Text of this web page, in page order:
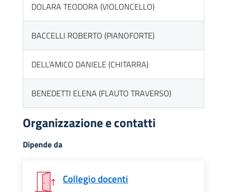
DOLARA TEODORA (VIOLONCELLO)
BACCELLI ROBERTO (PIANOFORTE)
DELL’AMICO DANIELE (CHITARRA)
BENEDETTI ELENA (FLAUTO TRAVERSO)
Organizzazione e contatti
Dipende da
Collegio docenti